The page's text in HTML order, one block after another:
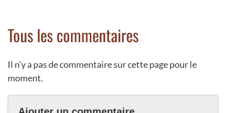
Tous les commentaires
Il n'y a pas de commentaire sur cette page pour le
moment.